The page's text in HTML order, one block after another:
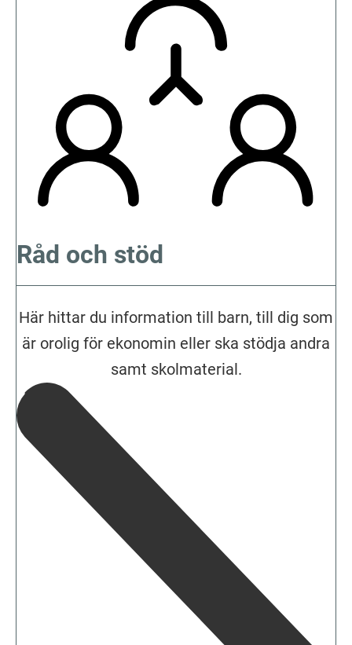
Råd och stöd
Här hittar du information till barn, till dig som
är orolig för ekonomin eller ska stödja andra
samt skolmaterial.